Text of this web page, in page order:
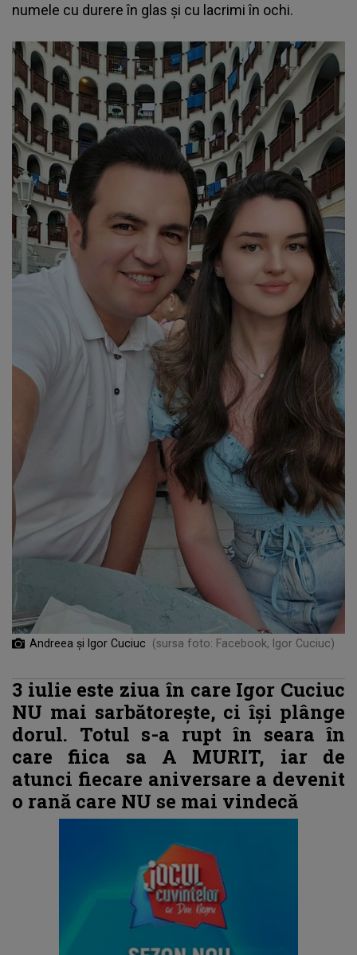
numele cu durere în glas și cu lacrimi în ochi.
Andreea și Igor Cuciuc (sursa foto: Facebook, Igor Cuciuc)
3 iulie este ziua în care Igor Cuciuc
NU mai sarbătorește, ci își plânge
dorul. Totul s-a rupt în seara în
care fiica sa A MURIT, iar de
atunci fiecare aniversare a devenit
o rană care NU se mai vindecă